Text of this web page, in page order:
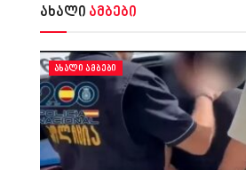
ახალი ამბები
ᲐᲮᲐᲚᲘ ᲐᲛᲑᲔᲑᲘ